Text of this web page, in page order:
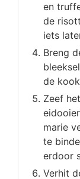
en
de
iets
Breng
de
Zeef
marie
te
erdoor
Verhit